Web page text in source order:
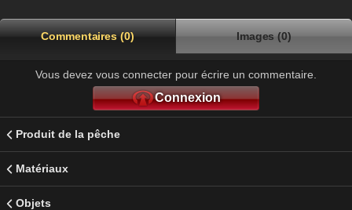
Commentaires (0) Images (0)
Vous devez vous connecter pour écrire un commentaire.
Connexion
Produit de la pêche
Matériaux
Objets